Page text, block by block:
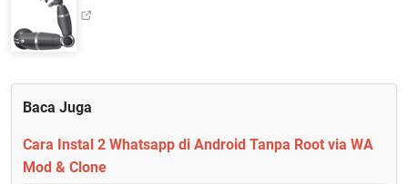
Baca Juga
Cara Instal 2 Whatsapp di Android Tanpa Root via WA
Mod & Clone